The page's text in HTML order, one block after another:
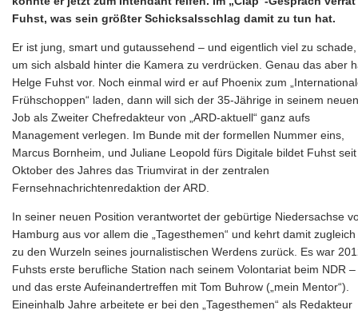
Fuhst, was sein größter Schicksalsschlag damit zu tun hat.
Er ist jung, smart und gutaussehend – und eigentlich viel zu schade,
um sich alsbald hinter die Kamera zu verdrücken. Genau das aber
Helge Fuhst vor. Noch einmal wird er auf Phoenix zum
Frühschoppen“ laden, dann will sich der 35-Jährige in seinem neuen
Job als Zweiter Chefredakteur von „ARD-aktuell“ ganz aufs
Management verlegen. Im Bunde mit der formellen Nummer eins,
Marcus Bornheim, und Juliane Leopold fürs Digitale bildet Fuhst seit
Oktober des Jahres das Triumvirat in der zentralen
Fernsehnachrichtenredaktion der ARD.
In seiner neuen Position verantwortet der gebürtige Niedersachse
Hamburg aus vor allem die „Tagesthemen“ und kehrt damit zugleich
zu den Wurzeln seines journalistischen Werdens zurück. Es war
Fuhsts erste berufliche Station nach seinem Volontariat beim NDR –
und das erste Aufeinandertreffen mit Tom Buhrow („mein Mentor“).
Eineinhalb Jahre arbeitete er bei den „Tagesthemen“ als Redakteur